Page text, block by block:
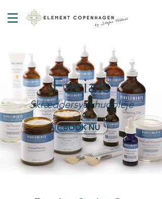
Facials
Skræddersyet hudpleje
BOOK NU